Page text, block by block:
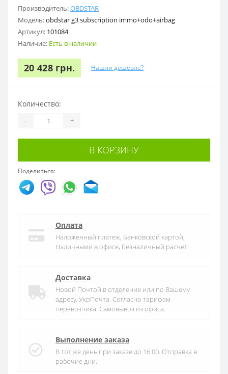
Производитель:OBDSTAR
Модель:obdstar g3 subscription immo+odo+airbag
Артикул: 101084
Наличие: Есть в наличии
20 428 грн. Нашли дешевле?
Количество:
- +
В КОРЗИНУ
Поделиться:
Оплата
Наложенный платеж, Банковской картой,
Наличными в офисе, Безналичный расчет
Доставка
Новой Почтой в отделение или по Вашему
адресу. УкрПочта. Согласно тарифам
перевозчика. Самовывоз из офиса.
Выполнение заказа
В тот же день при заказе до 16:00. Отправка в
рабочие дни.